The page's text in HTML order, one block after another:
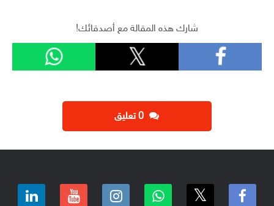
شارك هذه المقالة مع أصدقائك!